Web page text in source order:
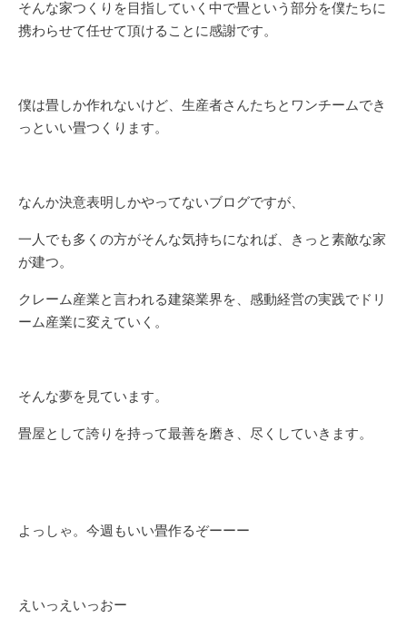
そんな家つくりを目指していく中で畳という部分を僕たちに
携わらせて任せて頂けることに感謝です。
僕は畳しか作れないけど、生産者さんたちとワンチームでき
っといい畳つくります。
なんか決意表明しかやってないブログですが、
一人でも多くの方がそんな気持ちになれば、きっと素敵な家
が建つ。
クレーム産業と言われる建築業界を、感動経営の実践でドリ
ーム産業に変えていく。
そんな夢を見ています。
畳屋として誇りを持って最善を磨き、尽くしていきます。
よっしゃ。今週もいい畳作るぞーーー
えいっえいっおー